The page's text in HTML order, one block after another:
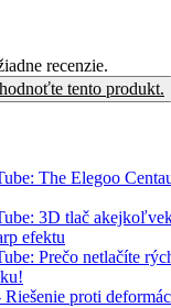
recenzie.
tento produkt.
The Elegoo
3D tlač
efektu
Prečo netlačíte
proti